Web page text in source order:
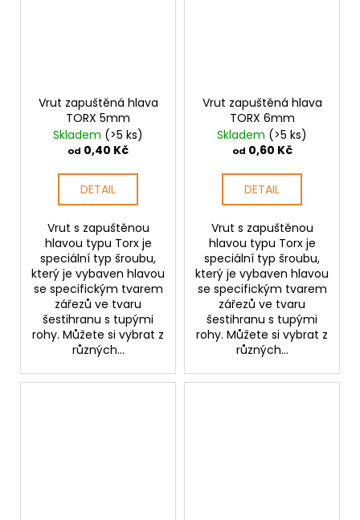
Vrut zapuštěná hlava
TORX 5mm
Skladem (>5 ks)
od 0,40 Kč
DETAIL
Vrut s zapuštěnou
hlavou typu Torx je
speciální typ šroubu,
který je vybaven hlavou
se specifickým tvarem
zářezů ve tvaru
šestihranu s tupými
rohy. Můžete si vybrat z
různých...
Vrut zapuštěná hlava
TORX 6mm
Skladem (>5 ks)
od 0,60 Kč
DETAIL
Vrut s zapuštěnou
hlavou typu Torx je
speciální typ šroubu,
který je vybaven hlavou
se specifickým tvarem
zářezů ve tvaru
šestihranu s tupými
rohy. Můžete si vybrat z
různých...